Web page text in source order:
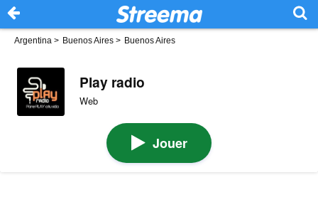
Argentina > Buenos Aires > Buenos Aires
Play radio
Web
Jouer